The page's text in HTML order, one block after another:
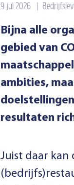
9 jul 2026 |
Bijna alle
gebied van
ambities,
resultaten
Juist daar